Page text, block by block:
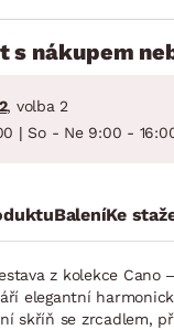
s nákupem
, volba 2
| So - Ne 9:00 -
BaleníKe
z kolekce
elegantní
skříň se zrcadlem,